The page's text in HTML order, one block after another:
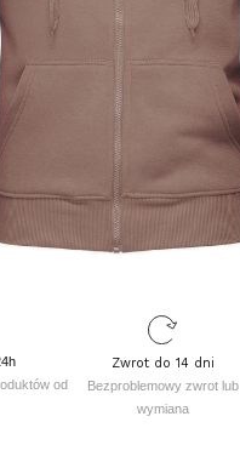
od
Zwrot do 14 dni
Bezproblemowy zwrot lub
wymiana